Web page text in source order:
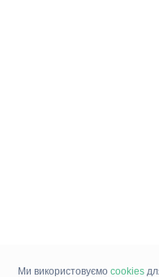
Ми використовуємо cookies